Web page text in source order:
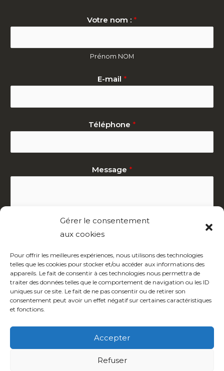
Gérer le consentement
aux cookies
Pour offrir les meilleures expériences, nous utilisons des technologies
telles que les cookies pour stocker et/ou accéder aux informations des
appareils. Le fait de consentir à ces technologies nous permettra de
traiter des données telles que le comportement de navigation ou les ID
uniques sur ce site. Le fait de ne pas consentir ou de retirer son
consentement peut avoir un effet négatif sur certaines caractéristiques
et fonctions.
Accepter
Refuser
Votre nom : *
Prénom NOM
E-mail *
Téléphone *
Message *
Contactez-nous !
Politique de cookies (UE)
Liens vers des sites d’intérêt